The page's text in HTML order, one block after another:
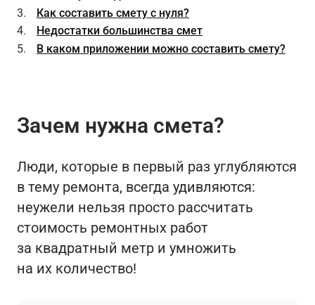
Как составить смету с нуля?
Недостатки большинства смет
В каком приложении можно составить смету?
Зачем нужна смета?
Люди, которые в первый раз углубляются
в тему ремонта, всегда удивляются:
неужели нельзя просто рассчитать
стоимость ремонтных работ
за квадратный метр и умножить
на их количество!